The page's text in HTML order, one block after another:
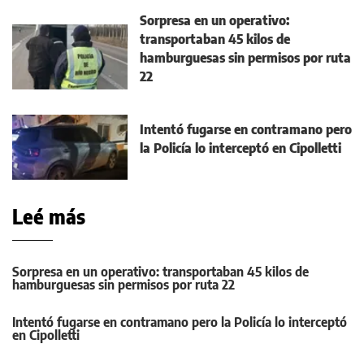
Sorpresa en un operativo:
transportaban 45 kilos de
hamburguesas sin permisos por ruta
22
Intentó fugarse en contramano pero
la Policía lo interceptó en Cipolletti
Leé más
Sorpresa en un operativo: transportaban 45 kilos de
hamburguesas sin permisos por ruta 22
Intentó fugarse en contramano pero la Policía lo interceptó
en Cipolletti